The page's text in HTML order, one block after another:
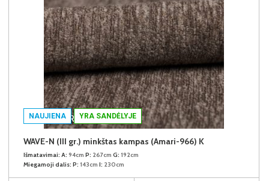
NAUJIENA YRA SANDĖLYJE
WAVE-N (III gr.) minkštas kampas (Amari-966) K
Išmatavimai: A: 94cm P: 267cm G: 192cm
Miegamoji dalis: P: 143cm I: 230cm